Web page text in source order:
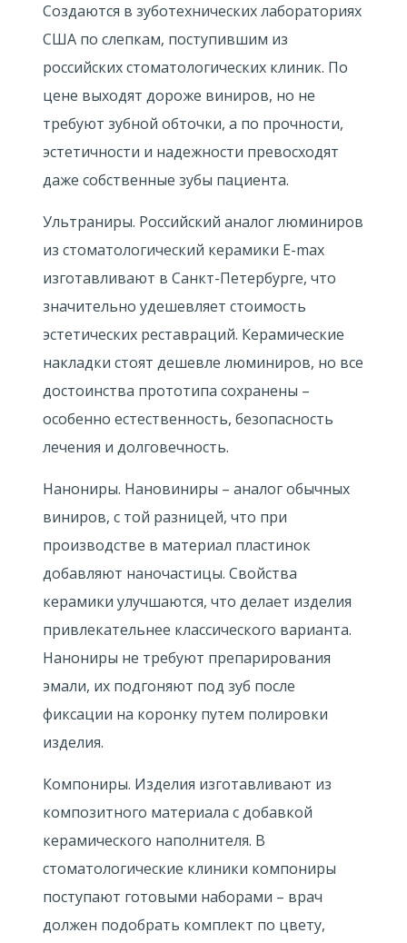
Создаются в зуботехнических лабораториях
США по слепкам, поступившим из
российских стоматологических клиник. По
цене выходят дороже виниров, но не
требуют зубной обточки, а по прочности,
эстетичности и надежности превосходят
даже собственные зубы пациента.
Ультраниры. Российский аналог люминиров
из стоматологический керамики E-max
изготавливают в Санкт-Петербурге, что
значительно удешевляет стоимость
эстетических реставраций. Керамические
накладки стоят дешевле люминиров, но все
достоинства прототипа сохранены –
особенно естественность, безопасность
лечения и долговечность.
Нанониры. Нановиниры – аналог обычных
виниров, с той разницей, что при
производстве в материал пластинок
добавляют наночастицы. Свойства
керамики улучшаются, что делает изделия
привлекательнее классического варианта.
Нанониры не требуют препарирования
эмали, их подгоняют под зуб после
фиксации на коронку путем полировки
изделия.
Компониры. Изделия изготавливают из
композитного материала с добавкой
керамического наполнителя. В
стоматологические клиники компониры
поступают готовыми наборами – врач
должен подобрать комплект по цвету,